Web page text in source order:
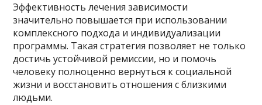
Эффективность лечения зависимости
значительно повышается при использовании
комплексного подхода и индивидуализации
программы. Такая стратегия позволяет не только
достичь устойчивой ремиссии, но и помочь
человеку полноценно вернуться к социальной
жизни и восстановить отношения с близкими
людьми.